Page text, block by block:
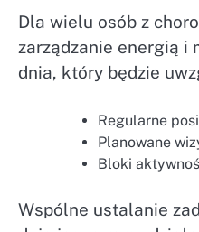
Dla wielu osób z
zarządzanie energią i
dnia, który będzie
Regularne
Planowane
Bloki
Wspólne ustalanie